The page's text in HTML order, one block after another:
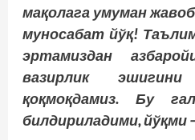
мақолага умуман
муносабат йўқ!
эртамиздан
вазирлик
қоқмоқдамиз. Бу
билдириладими, йўқми